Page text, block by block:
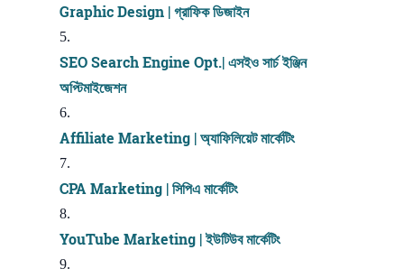
Graphic Design | গ্রাফিক ডিজাইন
SEO Search Engine Opt.| এসইও সার্চ ইঞ্জিন
অপ্টিমাইজেশন
Affiliate Marketing | অ্যাফিলিয়েট মার্কেটিং
CPA Marketing | সিপিএ মার্কেটিং
YouTube Marketing | ইউটিউব মার্কেটিং